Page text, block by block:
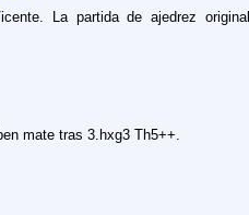
La partida de ajedrez original
mate tras 3.hxg3 Th5++.